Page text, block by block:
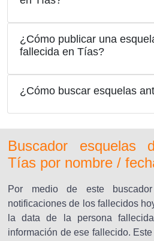
¿Cómo publicar una
fallecida en Tías?
¿Cómo buscar esquelas
Buscador esquelas
Tías por nombre /
Por medio de este
notificaciones de los fallecidos
la data de la persona
información de ese fallecido.